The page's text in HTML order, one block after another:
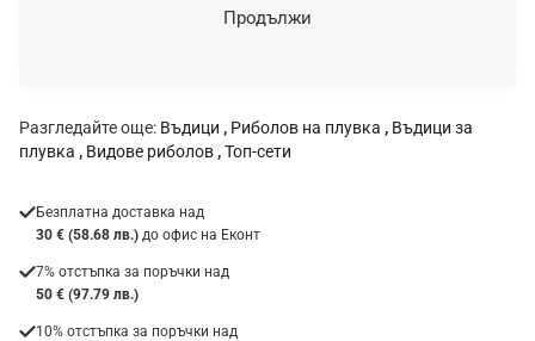
Продължи
Разгледайте още: Въдици , Риболов на плувка , Въдици за
плувка , Видове риболов ,Топ-сети
Безплатна доставка над
30 € (58.68 лв.) до офис на Еконт
7% отстъпка за поръчки над
50 € (97.79 лв.)
10% отстъпка за поръчки над